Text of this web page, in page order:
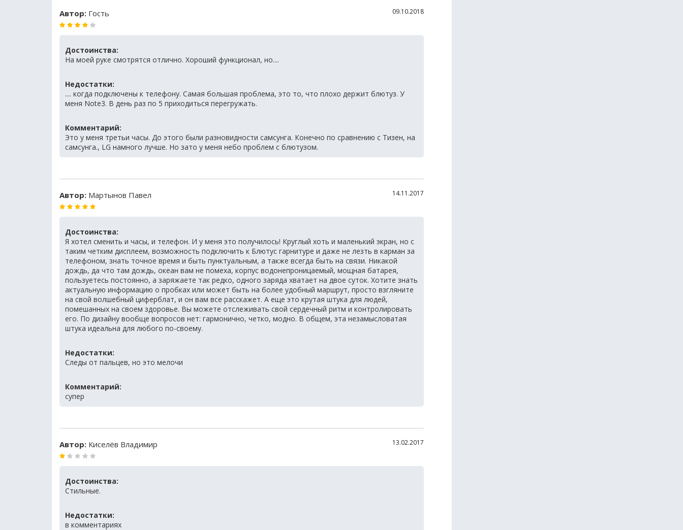
Автор: Гость 09.10.2018
Достоинства:
На моей руке смотрятся отлично. Хороший функционал, но....
Недостатки:
.... когда подключены к телефону. Самая большая проблема, это то, что плохо держит блютуз. У
меня Note3. В день раз по 5 приходиться перегружать.
Комментарий:
Это у меня третьи часы. До этого были разновидности самсунга. Конечно по сравнению с Тизен, на
самсунга., LG намного лучше. Но зато у меня небо проблем с блютузом.
Автор: Мартынов Павел 14.11.2017
Достоинства:
Я хотел сменить и часы, и телефон. И у меня это получилось! Круглый хоть и маленький экран, но с
таким четким дисплеем, возможность подключить к Блютус гарнитуре и даже не лезть в карман за
телефоном, знать точное время и быть пунктуальным, а также всегда быть на связи. Никакой
дождь, да что там дождь, океан вам не помеха, корпус водонепроницаемый, мощная батарея,
пользуетесь постоянно, а заряжаете так редко, одного заряда хватает на двое суток. Хотите знать
актуальную информацию о пробках или может быть на более удобный маршрут, просто взгляните
на свой волшебный циферблат, и он вам все расскажет. А еще это крутая штука для людей,
помешанных на своем здоровье. Вы можете отслеживать свой сердечный ритм и контролировать
его. По дизайну вообще вопросов нет: гармонично, четко, модно. В общем, эта незамысловатая
штука идеальна для любого по-своему.
Недостатки:
Следы от пальцев, но это мелочи
Комментарий:
супер
Автор: Киселёв Владимир 13.02.2017
Достоинства:
Стильные.
Недостатки:
в комментариях